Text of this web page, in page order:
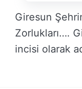
Giresun
Zorlukları….
incisi olarak